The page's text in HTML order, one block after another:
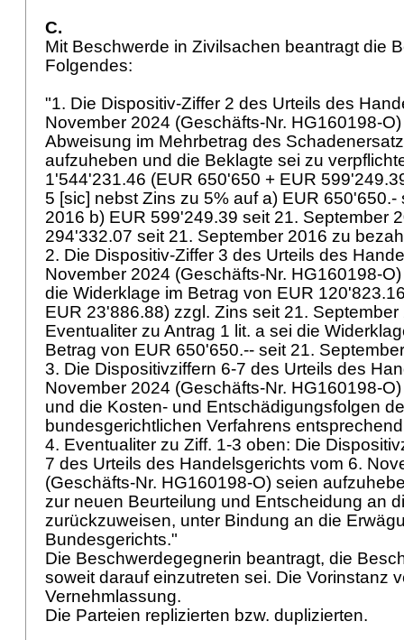
C.
Mit Beschwerde in Zivilsachen beantragt die
Folgendes:
"1. Die Dispositiv-Ziffer 2 des Urteils des
November 2024 (Geschäfts-Nr. HG160198-
Abweisung im Mehrbetrag des
aufzuheben und die Beklagte sei zu
1'544'231.46 (EUR 650'650 + EUR
5 [sic] nebst Zins zu 5% auf a) EUR 650'650.-
2016 b) EUR 599'249.39 seit 21. September
294'332.07 seit 21. September 2016 zu
2. Die Dispositiv-Ziffer 3 des Urteils des
November 2024 (Geschäfts-Nr. HG160198-
die Widerklage im Betrag von EUR
EUR 23'886.88) zzgl. Zins seit 21.
Eventualiter zu Antrag 1 lit. a sei die
Betrag von EUR 650'650.-- seit 21.
3. Die Dispositivziffern 6-7 des Urteils des
November 2024 (Geschäfts-Nr. HG160198-
und die Kosten- und Entschädigungsfolgen
bundesgerichtlichen Verfahrens
4. Eventualiter zu Ziff. 1-3 oben: Die
7 des Urteils des Handelsgerichts vom 6.
(Geschäfts-Nr. HG160198-O) seien
zur neuen Beurteilung und Entscheidung an
zurückzuweisen, unter Bindung an die
Bundesgerichts."
Die Beschwerdegegnerin beantragt, die
soweit darauf einzutreten sei. Die Vorinstanz
Vernehmlassung.
Die Parteien replizierten bzw. duplizierten.